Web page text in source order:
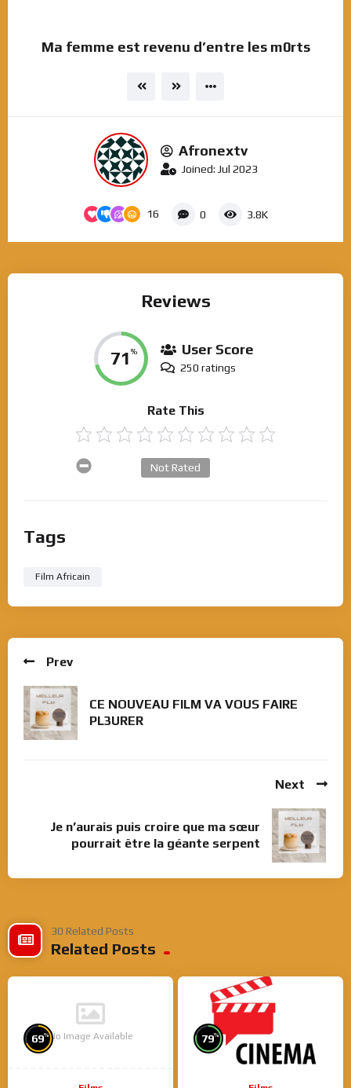
Ma femme est revenu d’entre les m0rts
Afronextv
Joined: Jul 2023
16 0 3.8K
Reviews
71 % User Score
250 ratings
Rate This
Not Rated
Tags
Film Africain
Prev
CE NOUVEAU FILM VA VOUS FAIRE
PL3URER
Next
Je n’aurais puis croire que ma sœur
pourrait être la géante serpent
30 Related Posts
Related Posts
No Image Available
69% 79%